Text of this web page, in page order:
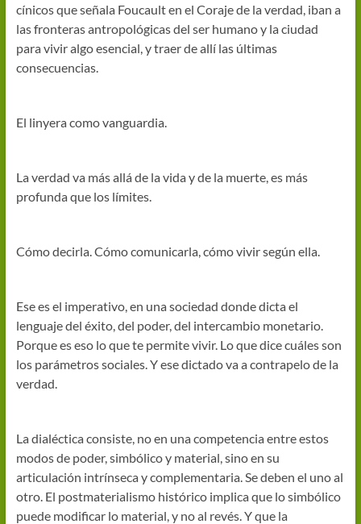
cínicos que señala Foucault en el Coraje de la verdad, iban a
las fronteras antropológicas del ser humano y la ciudad
para vivir algo esencial, y traer de allí las últimas
consecuencias.
El linyera como vanguardia.
La verdad va más allá de la vida y de la muerte, es más
profunda que los límites.
Cómo decirla. Cómo comunicarla, cómo vivir según ella.
Ese es el imperativo, en una sociedad donde dicta el
lenguaje del éxito, del poder, del intercambio monetario.
Porque es eso lo que te permite vivir. Lo que dice cuáles son
los parámetros sociales. Y ese dictado va a contrapelo de la
verdad.
La dialéctica consiste, no en una competencia entre estos
modos de poder, simbólico y material, sino en su
articulación intrínseca y complementaria. Se deben el uno al
otro. El postmaterialismo histórico implica que lo simbólico
puede modificar lo material, y no al revés. Y que la